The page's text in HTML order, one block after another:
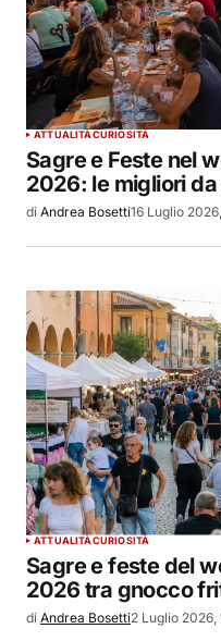
ATTUALITÀCURIOSITÀ
Sagre e Feste nel
2026: le migliori
di Andrea Bosetti16 Luglio
ATTUALITÀCURIOSITÀ
Sagre e feste del
2026 tra gnocco
di Andrea Bosetti2 Luglio 2026,